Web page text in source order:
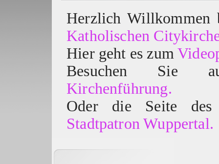
Herzlich
Katholischen
Hier geht es zum
Besuchen
Kirchenführung.
Oder die Seite des
Stadtpatron Wuppertal.